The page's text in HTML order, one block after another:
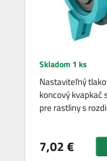
Skladom 1 ks
Nastaviteľný
koncový kvapkač
pre rastliny s
7,02 €